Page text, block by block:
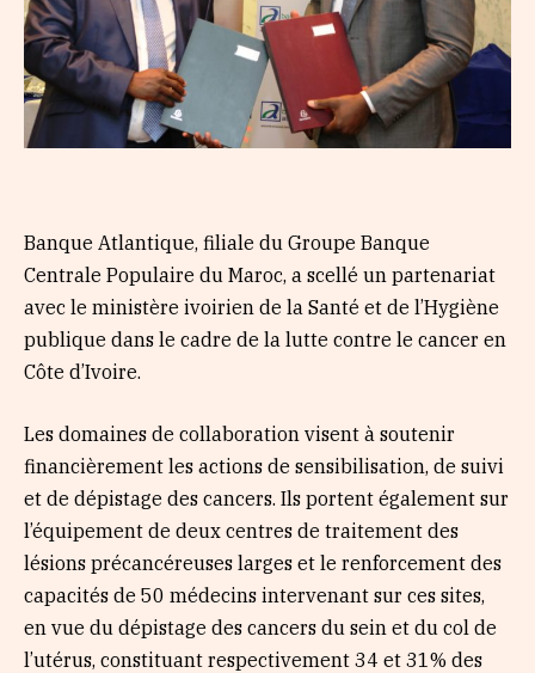
Banque Atlantique, filiale du Groupe Banque
Centrale Populaire du Maroc, a scellé un partenariat
avec le ministère ivoirien de la Santé et de l’Hygiène
publique dans le cadre de la lutte contre le cancer en
Côte d’Ivoire.
Les domaines de collaboration visent à soutenir
financièrement les actions de sensibilisation, de suivi
et de dépistage des cancers. Ils portent également sur
l’équipement de deux centres de traitement des
lésions précancéreuses larges et le renforcement des
capacités de 50 médecins intervenant sur ces sites,
en vue du dépistage des cancers du sein et du col de
l’utérus, constituant respectivement 34 et 31% des